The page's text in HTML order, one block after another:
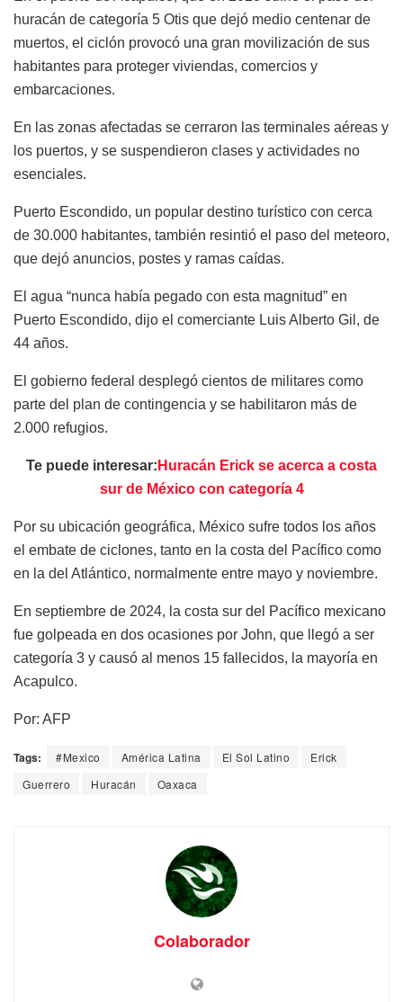
huracán de categoría 5 Otis que dejó medio centenar de
muertos, el ciclón provocó una gran movilización de sus
habitantes para proteger viviendas, comercios y
embarcaciones.
En las zonas afectadas se cerraron las terminales aéreas y
los puertos, y se suspendieron clases y actividades no
esenciales.
Puerto Escondido, un popular destino turístico con cerca
de 30.000 habitantes, también resintió el paso del meteoro,
que dejó anuncios, postes y ramas caídas.
El agua “nunca había pegado con esta magnitud” en
Puerto Escondido, dijo el comerciante Luis Alberto Gil, de
44 años.
El gobierno federal desplegó cientos de militares como
parte del plan de contingencia y se habilitaron más de
2.000 refugios.
Te puede interesar: Huracán Erick se acerca a costa
sur de México con categoría 4
Por su ubicación geográfica, México sufre todos los años
el embate de ciclones, tanto en la costa del Pacífico como
en la del Atlántico, normalmente entre mayo y noviembre.
En septiembre de 2024, la costa sur del Pacífico mexicano
fue golpeada en dos ocasiones por John, que llegó a ser
categoría 3 y causó al menos 15 fallecidos, la mayoría en
Acapulco.
Por: AFP
Tags: #Mexico América Latina El Sol Latino
Erick
Guerrero
Huracán Oaxaca
Colaborador